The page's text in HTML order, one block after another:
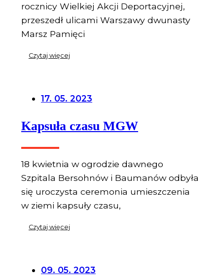
rocznicy Wielkiej Akcji Deportacyjnej,
przeszedł ulicami Warszawy dwunasty
Marsz Pamięci
Czytaj więcej
17. 05. 2023
Kapsuła czasu MGW
18 kwietnia w ogrodzie dawnego
Szpitala Bersohnów i Baumanów odbyła
się uroczysta ceremonia umieszczenia
w ziemi kapsuły czasu,
Czytaj więcej
09. 05. 2023